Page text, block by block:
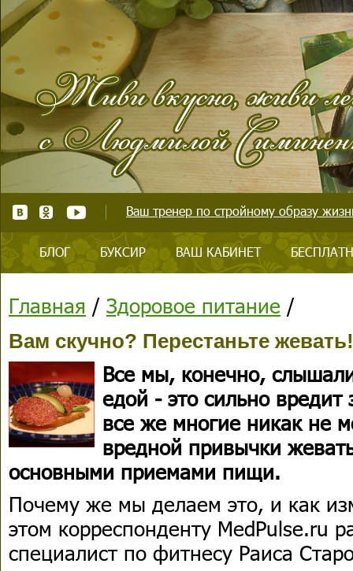
Ваш тренер по стройному образу
БЛОГ БУКСИР ВАШ КАБИНЕТ
Главная / Здоровое питание /
Вам скучно? Перестаньте жевать!
Все мы, конечно,
едой - это сильно
все же многие никак не
вредной привычки
основными приемами пищи.
Почему же мы делаем это, и как
этом корреспонденту MedPulse.ru
специалист по фитнесу Раиса